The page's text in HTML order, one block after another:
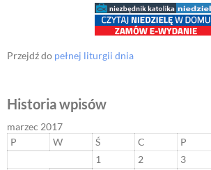
Przejdź do pełnej liturgii dnia
Historia wpisów
marzec 2017
P
W Ś C P
1
2 3